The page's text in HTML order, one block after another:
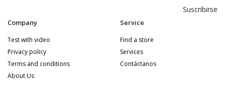
Suscribirse
Company
Test with video
Privacy policy
Terms and conditions
About Us
Service
Find a store
Services
Contáctanos